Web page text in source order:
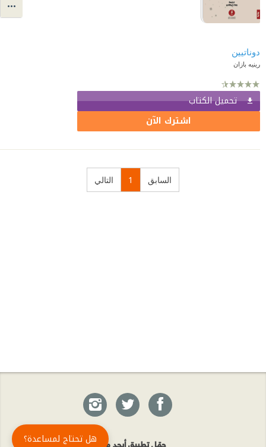
دوناتيين
رينيه بازان
تحميل الكتاب
اشترك الآن
السابق 1 التالي
حمّل تطبيق أبجد مجاناًهل تحتاج لمساعدة؟